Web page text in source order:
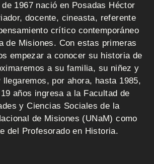
1967 nació en Posadas Héctor
docente, cineasta, referente
crítico contemporáneo
de Misiones. Con estas primeras
empezar a conocer su historia de
a su familia, su niñez y
por ahora, hasta 1985,
años ingresa a la Facultad de
y Ciencias Sociales de la
de Misiones (UNaM) como
del Profesorado en Historia.